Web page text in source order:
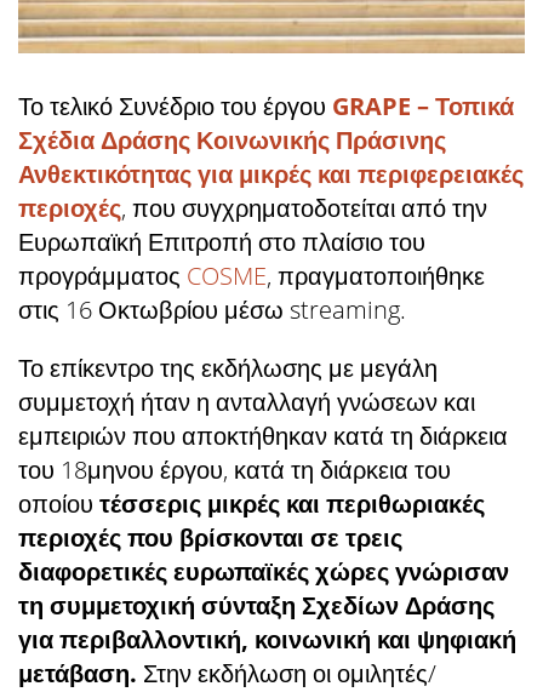
Το τελικό Συνέδριο του έργου GRAPE – Τοπικά
Σχέδια Δράσης Κοινωνικής Πράσινης
Ανθεκτικότητας για μικρές και περιφερειακές
περιοχές, που συγχρηματοδοτείται από την
Ευρωπαϊκή Επιτροπή στο πλαίσιο του
προγράμματος COSME, πραγματοποιήθηκε
στις 16 Οκτωβρίου μέσω streaming.
Το επίκεντρο της εκδήλωσης με μεγάλη
συμμετοχή ήταν η ανταλλαγή γνώσεων και
εμπειριών που αποκτήθηκαν κατά τη διάρκεια
του 18μηνου έργου, κατά τη διάρκεια του
οποίου τέσσερις μικρές και περιθωριακές
περιοχές που βρίσκονται σε τρεις
διαφορετικές ευρωπαϊκές χώρες γνώρισαν
τη συμμετοχική σύνταξη Σχεδίων Δράσης
για περιβαλλοντική, κοινωνική και ψηφιακή
μετάβαση. Στην εκδήλωση οι ομιλητές/